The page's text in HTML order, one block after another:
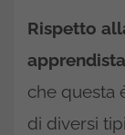
Rispetto
che questa
di diversi